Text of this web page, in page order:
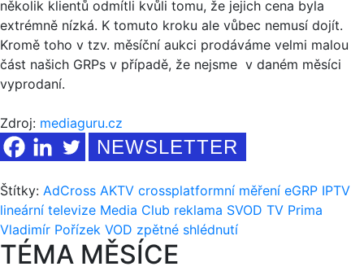
několik klientů odmítli kvůli tomu, že jejich cena byla
extrémně nízká. K tomuto kroku ale vůbec nemusí dojít.
Kromě toho v tzv. měsíční aukci prodáváme velmi malou
část našich GRPs v případě, že nejsme v daném měsíci
vyprodaní.
Zdroj: mediaguru.cz
NEWSLETTER
Štítky: AdCross AKTV crossplatformní měření eGRP IPTV
lineární televize Media Club reklama SVOD TV Prima
Vladimír Pořízek VOD zpětné shlédnutí
TÉMA MĚSÍCE